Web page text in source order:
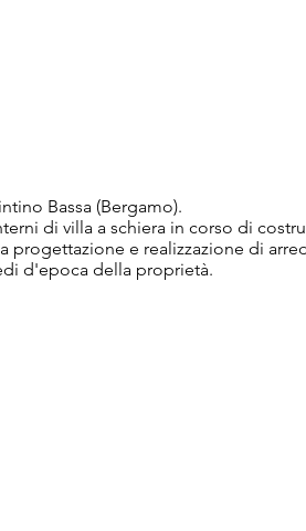
Bassa (Bergamo).
di villa a schiera in corso di
progettazione e realizzazione di
d'epoca della proprietà.